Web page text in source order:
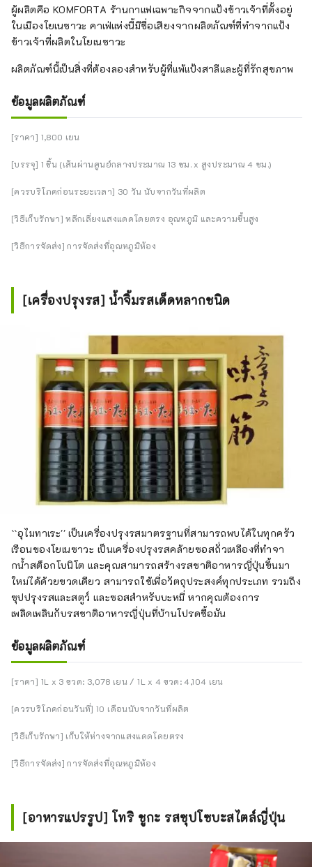
ผู้ผลิตคือ KOMFORTA ร้านกาแฟเฉพาะกิจจากแป้งข้าวเจ้าที่ตั้งอยู่
ในเมืองโยเนซาวะ คาเฟ่แห่งนี้มีชื่อเสียงจากผลิตภัณฑ์ที่ทำจากแป้ง
ข้าวเจ้าที่ผลิตในโยเนซาวะ
ผลิตภัณฑ์นี้เป็นสิ่งที่ต้องลองสำหรับผู้ที่แพ้แป้งสาลีและผู้ที่รักสุขภาพ
ข้อมูลผลิตภัณฑ์
[ราคา] 1,800 เยน
[บรรจุ] 1 ชิ้น (เส้นผ่านศูนย์กลางประมาณ 13 ซม. x สูงประมาณ 4 ซม.)
[ควรบริโภคก่อนระยะเวลา] 30 วัน นับจากวันที่ผลิต
[วิธีเก็บรักษา] หลีกเลี่ยงแสงแดดโดยตรง อุณหภูมิ และความชื้นสูง
[วิธีการจัดส่ง] การจัดส่งที่อุณหภูมิห้อง
[เครื่องปรุงรส] น้ำจิ้มรสเด็ดหลากชนิด
``อุไมทาเระ'' เป็นเครื่องปรุงรสมาตรฐานที่สามารถพบได้ในทุกครัว
เรือนของโยเนซาวะ เป็นเครื่องปรุงรสคล้ายซอสถั่วเหลืองที่ทำจา
กน้ำสต็อกโบนิโต และคุณสามารถสร้างรสชาติอาหารญี่ปุ่นขึ้นมา
ใหม่ได้ด้วยขวดเดียว สามารถใช้เพื่อวัตถุประสงค์ทุกประเภท รวมถึง
ซุปปรุงรสและสตูว์ และซอสสำหรับบะหมี่ หากคุณต้องการ
เพลิดเพลินกับรสชาติอาหารญี่ปุ่นที่บ้านโปรดซื้อมัน
ข้อมูลผลิตภัณฑ์
[ราคา] 1L x 3 ขวด: 3,078 เยน / 1L x 4 ขวด: 4,104 เยน
[ควรบริโภคก่อนวันที่] 10 เดือนนับจากวันที่ผลิต
[วิธีเก็บรักษา] เก็บให้ห่างจากแสงแดดโดยตรง
[วิธีการจัดส่ง] การจัดส่งที่อุณหภูมิห้อง
[อาหารแปรรูป] โทริ ชูกะ รสซุปโซบะสไตล์ญี่ปุ่น